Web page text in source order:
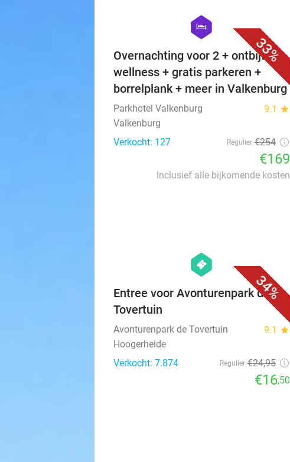
33%
hexagon
hotel
Overnachting voor 2 + ontbijt +
wellness + gratis parkeren +
borrelplank + meer in Valkenburg
Parkhotel Valkenburg 9.1 star
Valkenburg
Verkocht: 127
Regulier €254
€169
Inclusief alle bijkomende kosten
34%
hexagon
events
Entree voor Avonturenpark de
Tovertuin
Avonturenpark de Tovertuin 9.1 star
Hoogerheide
Verkocht: 7.874
Regulier €24,95
€16,50